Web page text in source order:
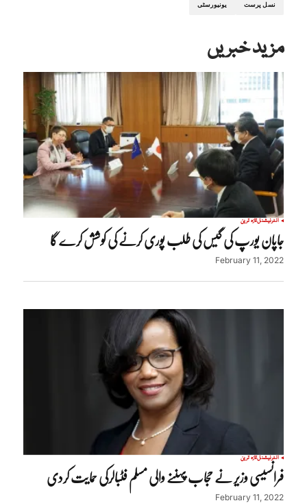
نسل پرست یونیورسٹی
مزید خبریں
انٹرنیشنلتازہ ترین
جاپان یورپ کی گیس کی طلب پوری کرنے کی کوشش کرے گا
February 11, 2022
انٹرنیشنلتازہ ترین
فرانسیسی وزیر نے حجاب پہننے والی مسلم فٹبالرکی حمایت کردی
February 11, 2022